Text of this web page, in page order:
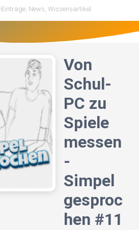
Von
Schul-
PC zu
Spiele
messen
-
Simpel
gesproc
hen #11